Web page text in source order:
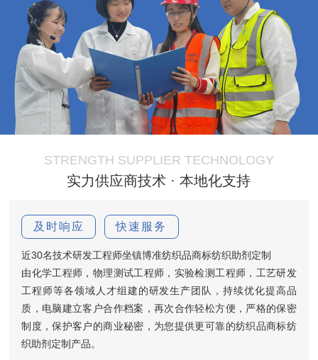
STRENGTH SUPPLIER TECHNOLOGY
实力供应商技术 · 本地化支持
及时响应 快速服务
近30名技术研发工程师坐镇博准纺织品商标纺织助剂定制
由化学工程师，物理测试工程师，实验检测工程师，工艺研发
工程师等各领域人才组建的研发生产团队，持续优化提高品
质，电脑建立客户合作档案，再次合作轻松方便，严格的保密
制度，保护客户的商业秘密，为您提供更可靠的纺织品商标纺
织助剂定制产品。